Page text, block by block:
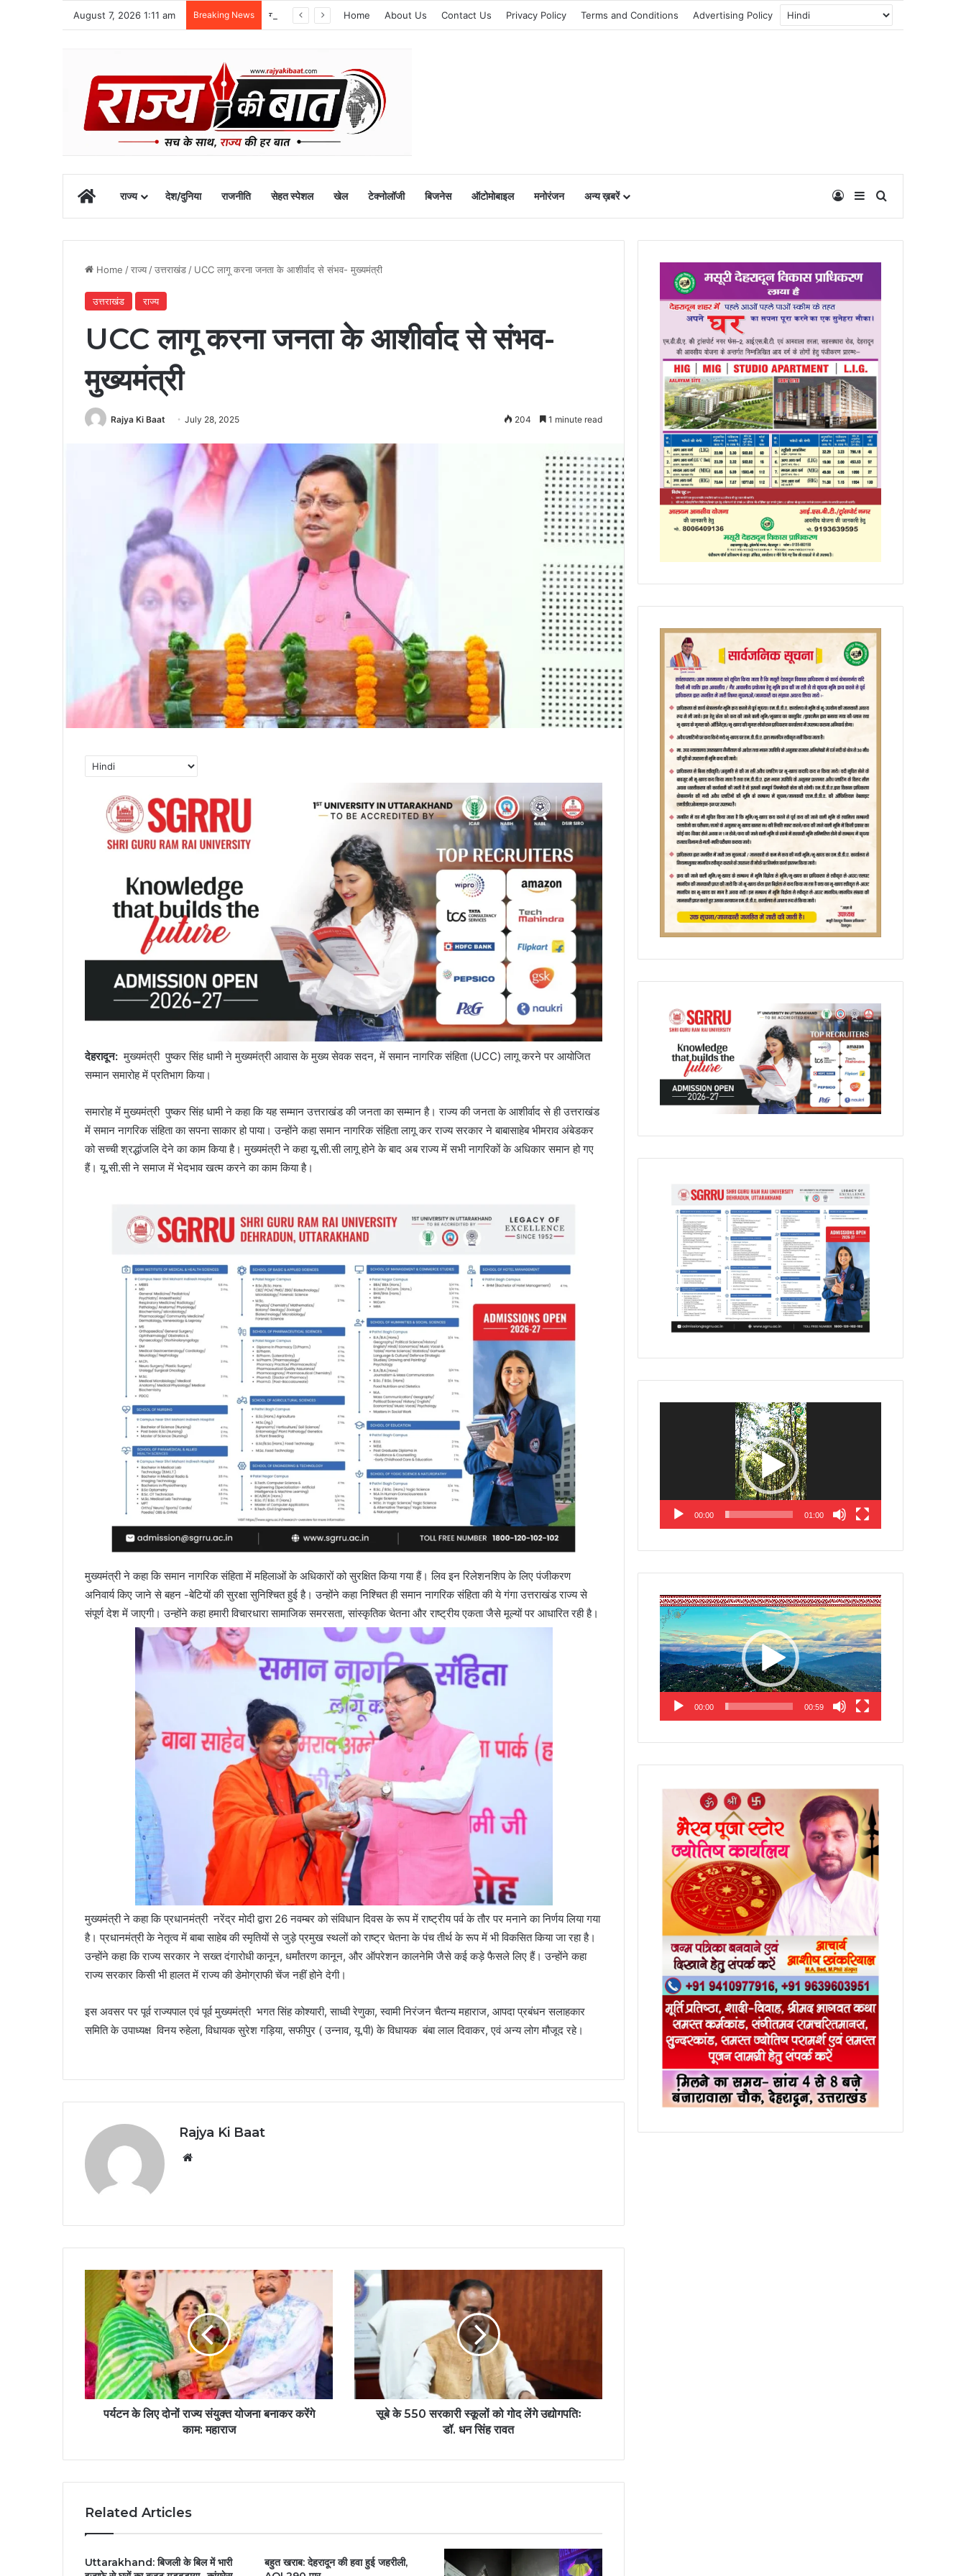
August 7, 2026 1:11 am Breaking News Home About Us Contact Us Privacy Policy Terms and Conditions Advertising Policy
Homeराज्य देश/दुनिया राजनीति सेहत स्पेशल खेल टेक्नोलॉजी बिजनेस ऑटोमोबाइल मनोरंजन अन्य ख़बरें Log InSidebar
Home /राज्य /उत्तराखंड / UCC लागू करना जनता के आशीर्वाद से संभव- मुख्यमंत्री
उत्तराखंड राज्य
UCC लागू करना जनता के आशीर्वाद से संभव-
मुख्यमंत्री
Rajya Ki Baat July 28, 2025 204 1 minute read
देहरादून: मुख्यमंत्री पुष्कर सिंह धामी ने मुख्यमंत्री आवास के मुख्य सेवक सदन, में समान नागरिक संहिता (UCC) लागू करने पर आयोजित
सम्मान समारोह में प्रतिभाग किया।
समारोह में मुख्यमंत्री पुष्कर सिंह धामी ने कहा कि यह सम्मान उत्तराखंड की जनता का सम्मान है। राज्य की जनता के आशीर्वाद से ही उत्तराखंड
में समान नागरिक संहिता का सपना साकार हो पाया। उन्होंने कहा समान नागरिक संहिता लागू कर राज्य सरकार ने बाबासाहेब भीमराव अंबेडकर
को सच्ची श्रद्धांजलि देने का काम किया है। मुख्यमंत्री ने कहा यू.सी.सी लागू होने के बाद अब राज्य में सभी नागरिकों के अधिकार समान हो गए
हैं। यू.सी.सी ने समाज में भेदभाव खत्म करने का काम किया है।
मुख्यमंत्री ने कहा कि समान नागरिक संहिता में महिलाओं के अधिकारों को सुरक्षित किया गया हैं। लिव इन रिलेशनशिप के लिए पंजीकरण
अनिवार्य किए जाने से बहन -बेटियों की सुरक्षा सुनिश्चित हुई है। उन्होंने कहा निश्चित ही समान नागरिक संहिता की ये गंगा उत्तराखंड राज्य से
संपूर्ण देश में जाएगी। उन्होंने कहा हमारी विचारधारा सामाजिक समरसता, सांस्कृतिक चेतना और राष्ट्रीय एकता जैसे मूल्यों पर आधारित रही है।
मुख्यमंत्री ने कहा कि प्रधानमंत्री नरेंद्र मोदी द्वारा 26 नवम्बर को संविधान दिवस के रूप में राष्ट्रीय पर्व के तौर पर मनाने का निर्णय लिया गया
है। प्रधानमंत्री के नेतृत्व में बाबा साहेब की स्मृतियों से जुड़े प्रमुख स्थलों को राष्ट्र चेतना के पंच तीर्थ के रूप में भी विकसित किया जा रहा है।
उन्होंने कहा कि राज्य सरकार ने सख्त दंगारोधी कानून, धर्मांतरण कानून, और ऑपरेशन कालनेमि जैसे कई कड़े फैसले लिए हैं। उन्होंने कहा
राज्य सरकार किसी भी हालत में राज्य की डेमोग्राफी चेंज नहीं होने देगी।
इस अवसर पर पूर्व राज्यपाल एवं पूर्व मुख्यमंत्री भगत सिंह कोश्यारी, साध्वी रेणुका, स्वामी निरंजन चैतन्य महाराज, आपदा प्रबंधन सलाहकार
समिति के उपाध्यक्ष विनय रुहेला, विधायक सुरेश गड़िया, सफीपुर ( उन्नाव, यू.पी) के विधायक बंबा लाल दिवाकर, एवं अन्य लोग मौजूद रहे।
Rajya Ki Baat
पर्यटन के लिए दोनों राज्य संयुक्त योजना बनाकर करेंगे
काम: महाराज
सूबे के 550 सरकारी स्कूलों को गोद लेंगे उद्योगपतिः
डॉ. धन सिंह रावत
Related Articles
Uttarakhand: बिजली के बिल में भारी
बहुत खराब: देहरादून की हवा हुई जहरीली,
00:00 01:00
Video
Player
00:00 00:59